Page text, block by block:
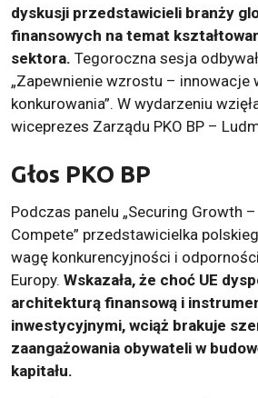
dyskusji przedstawicieli branży
finansowych na temat
sektora. Tegoroczna sesja
„Zapewnienie wzrostu – innowacje
konkurowania”. W wydarzeniu
wiceprezes Zarządu PKO BP –
Głos PKO BP
Podczas panelu „Securing Growth
Compete” przedstawicielka
wagę konkurencyjności i
Europy. Wskazała, że choć UE
architekturą finansową i
inwestycyjnymi, wciąż brakuje
zaangażowania obywateli w
kapitału.